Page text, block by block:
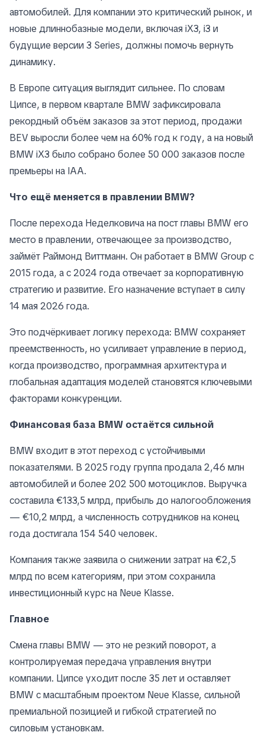
автомобилей. Для компании это критический рынок, и
новые длиннобазные модели, включая iX3, i3 и
будущие версии 3 Series, должны помочь вернуть
динамику.
В Европе ситуация выглядит сильнее. По словам
Ципсе, в первом квартале BMW зафиксировала
рекордный объём заказов за этот период, продажи
BEV выросли более чем на 60% год к году, а на новый
BMW iX3 было собрано более 50 000 заказов после
премьеры на IAA.
Что ещё меняется в правлении BMW?
После перехода Неделковича на пост главы BMW его
место в правлении, отвечающее за производство,
займёт Раймонд Виттманн. Он работает в BMW Group с
2015 года, а с 2024 года отвечает за корпоративную
стратегию и развитие. Его назначение вступает в силу
14 мая 2026 года.
Это подчёркивает логику перехода: BMW сохраняет
преемственность, но усиливает управление в период,
когда производство, программная архитектура и
глобальная адаптация моделей становятся ключевыми
факторами конкуренции.
Финансовая база BMW остаётся сильной
BMW входит в этот переход с устойчивыми
показателями. В 2025 году группа продала 2,46 млн
автомобилей и более 202 500 мотоциклов. Выручка
составила €133,5 млрд, прибыль до налогообложения
— €10,2 млрд, а численность сотрудников на конец
года достигала 154 540 человек.
Компания также заявила о снижении затрат на €2,5
млрд по всем категориям, при этом сохранила
инвестиционный курс на Neue Klasse.
Главное
Смена главы BMW — это не резкий поворот, а
контролируемая передача управления внутри
компании. Ципсе уходит после 35 лет и оставляет
BMW с масштабным проектом Neue Klasse, сильной
премиальной позицией и гибкой стратегией по
силовым установкам.